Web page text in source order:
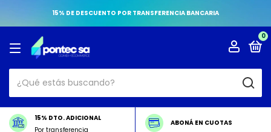
15% DE DESCUENTO POR TRANSFERENCIA BANCARIA
0
15% DTO. ADICIONAL
Por transferencia
ABONÁ EN CUOTAS